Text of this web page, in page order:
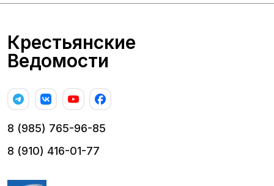
Крестьянские
Ведомости
8 (985) 765-96-85
8 (910) 416-01-77